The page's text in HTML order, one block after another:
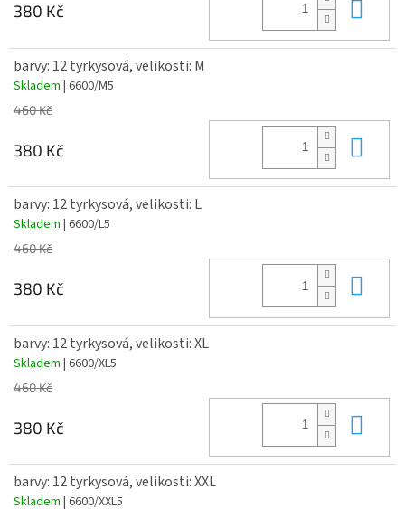
380 Kč
barvy: 12 tyrkysová, velikosti: M
Skladem | 6600/M5
460 Kč
380 Kč
barvy: 12 tyrkysová, velikosti: L
Skladem | 6600/L5
460 Kč
380 Kč
barvy: 12 tyrkysová, velikosti: XL
Skladem | 6600/XL5
460 Kč
380 Kč
barvy: 12 tyrkysová, velikosti: XXL
Skladem | 6600/XXL5